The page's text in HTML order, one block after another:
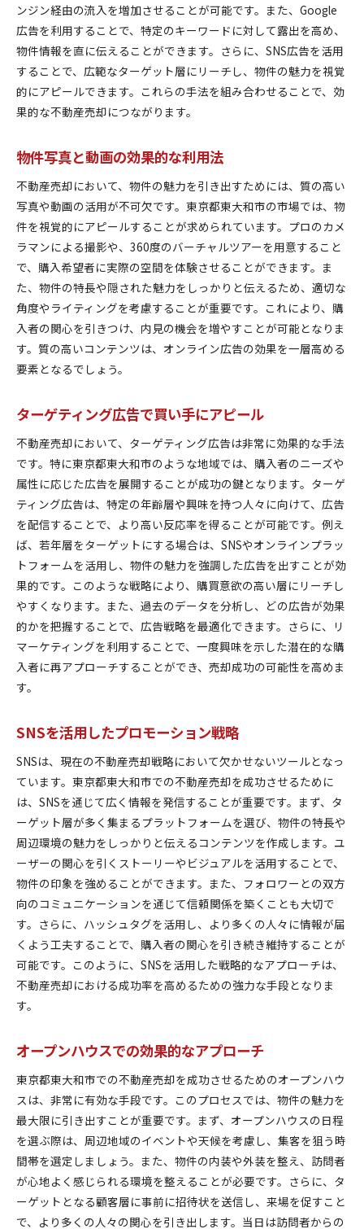
ンジン経由の流入を増加させることが可能です。また、Google
広告を利用することで、特定のキーワードに対して露出を高め、
物件情報を直に伝えることができます。さらに、SNS広告を活用
することで、広範なターゲット層にリーチし、物件の魅力を視覚
的にアピールできます。これらの手法を組み合わせることで、効
果的な不動産売却につながります。
物件写真と動画の効果的な利用法
不動産売却において、物件の魅力を引き出すためには、質の高い
写真や動画の活用が不可欠です。東京都東大和市の市場では、物
件を視覚的にアピールすることが求められています。プロのカメ
ラマンによる撮影や、360度のバーチャルツアーを用意すること
で、購入希望者に実際の空間を体験させることができます。ま
た、物件の特長や隠された魅力をしっかりと伝えるため、適切な
角度やライティングを考慮することが重要です。これにより、購
入者の関心を引きつけ、内見の機会を増やすことが可能となりま
す。質の高いコンテンツは、オンライン広告の効果を一層高める
要素となるでしょう。
ターゲティング広告で買い手にアピール
不動産売却において、ターゲティング広告は非常に効果的な手法
です。特に東京都東大和市のような地域では、購入者のニーズや
属性に応じた広告を展開することが成功の鍵となります。ターゲ
ティング広告は、特定の年齢層や興味を持つ人々に向けて、広告
を配信することで、より高い反応率を得ることが可能です。例え
ば、若年層をターゲットにする場合は、SNSやオンラインプラッ
トフォームを活用し、物件の魅力を強調した広告を出すことが効
果的です。このような戦略により、購買意欲の高い層にリーチし
やすくなります。また、過去のデータを分析し、どの広告が効果
的かを把握することで、広告戦略を最適化できます。さらに、リ
マーケティングを利用することで、一度興味を示した潜在的な購
入者に再アプローチすることができ、売却成功の可能性を高めま
す。
SNSを活用したプロモーション戦略
SNSは、現在の不動産売却戦略において欠かせないツールとなっ
ています。東京都東大和市での不動産売却を成功させるために
は、SNSを通じて広く情報を発信することが重要です。まず、タ
ーゲット層が多く集まるプラットフォームを選び、物件の特長や
周辺環境の魅力をしっかりと伝えるコンテンツを作成します。ユ
ーザーの関心を引くストーリーやビジュアルを活用することで、
物件の印象を強めることができます。また、フォロワーとの双方
向のコミュニケーションを通じて信頼関係を築くことも大切で
す。さらに、ハッシュタグを活用し、より多くの人々に情報が届
くよう工夫することで、購入者の関心を引き続き維持することが
可能です。このように、SNSを活用した戦略的なアプローチは、
不動産売却における成功率を高めるための強力な手段となりま
す。
オープンハウスでの効果的なアプローチ
東京都東大和市での不動産売却を成功させるためのオープンハウ
スは、非常に有効な手段です。このプロセスでは、物件の魅力を
最大限に引き出すことが重要です。まず、オープンハウスの日程
を選ぶ際は、周辺地域のイベントや天候を考慮し、集客を狙う時
間帯を選定しましょう。また、物件の内装や外装を整え、訪問者
が心地よく感じられる環境を整えることが必要です。さらに、タ
ーゲットとなる顧客層に事前に招待状を送信し、来場を促すこと
で、より多くの人々の関心を引き出します。当日は訪問者からの